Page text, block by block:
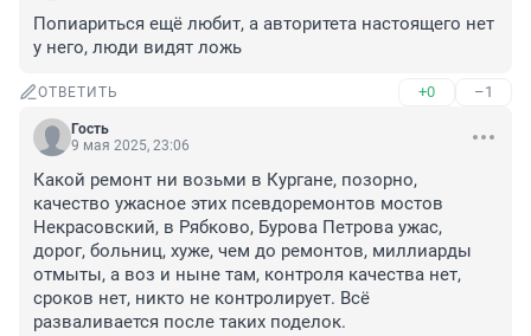
Попиариться ещё любит, а авторитета настоящего нет
у него, люди видят ложь
ОТВЕТИТЬ +0 –1
Гость
9 мая 2025, 23:06
Какой ремонт ни возьми в Кургане, позорно,
качество ужасное этих псевдоремонтов мостов
Некрасовский, в Рябково, Бурова Петрова ужас,
дорог, больниц, хуже, чем до ремонтов, миллиарды
отмыты, а воз и ныне там, контроля качества нет,
сроков нет, никто не контролирует. Всё
разваливается после таких поделок.